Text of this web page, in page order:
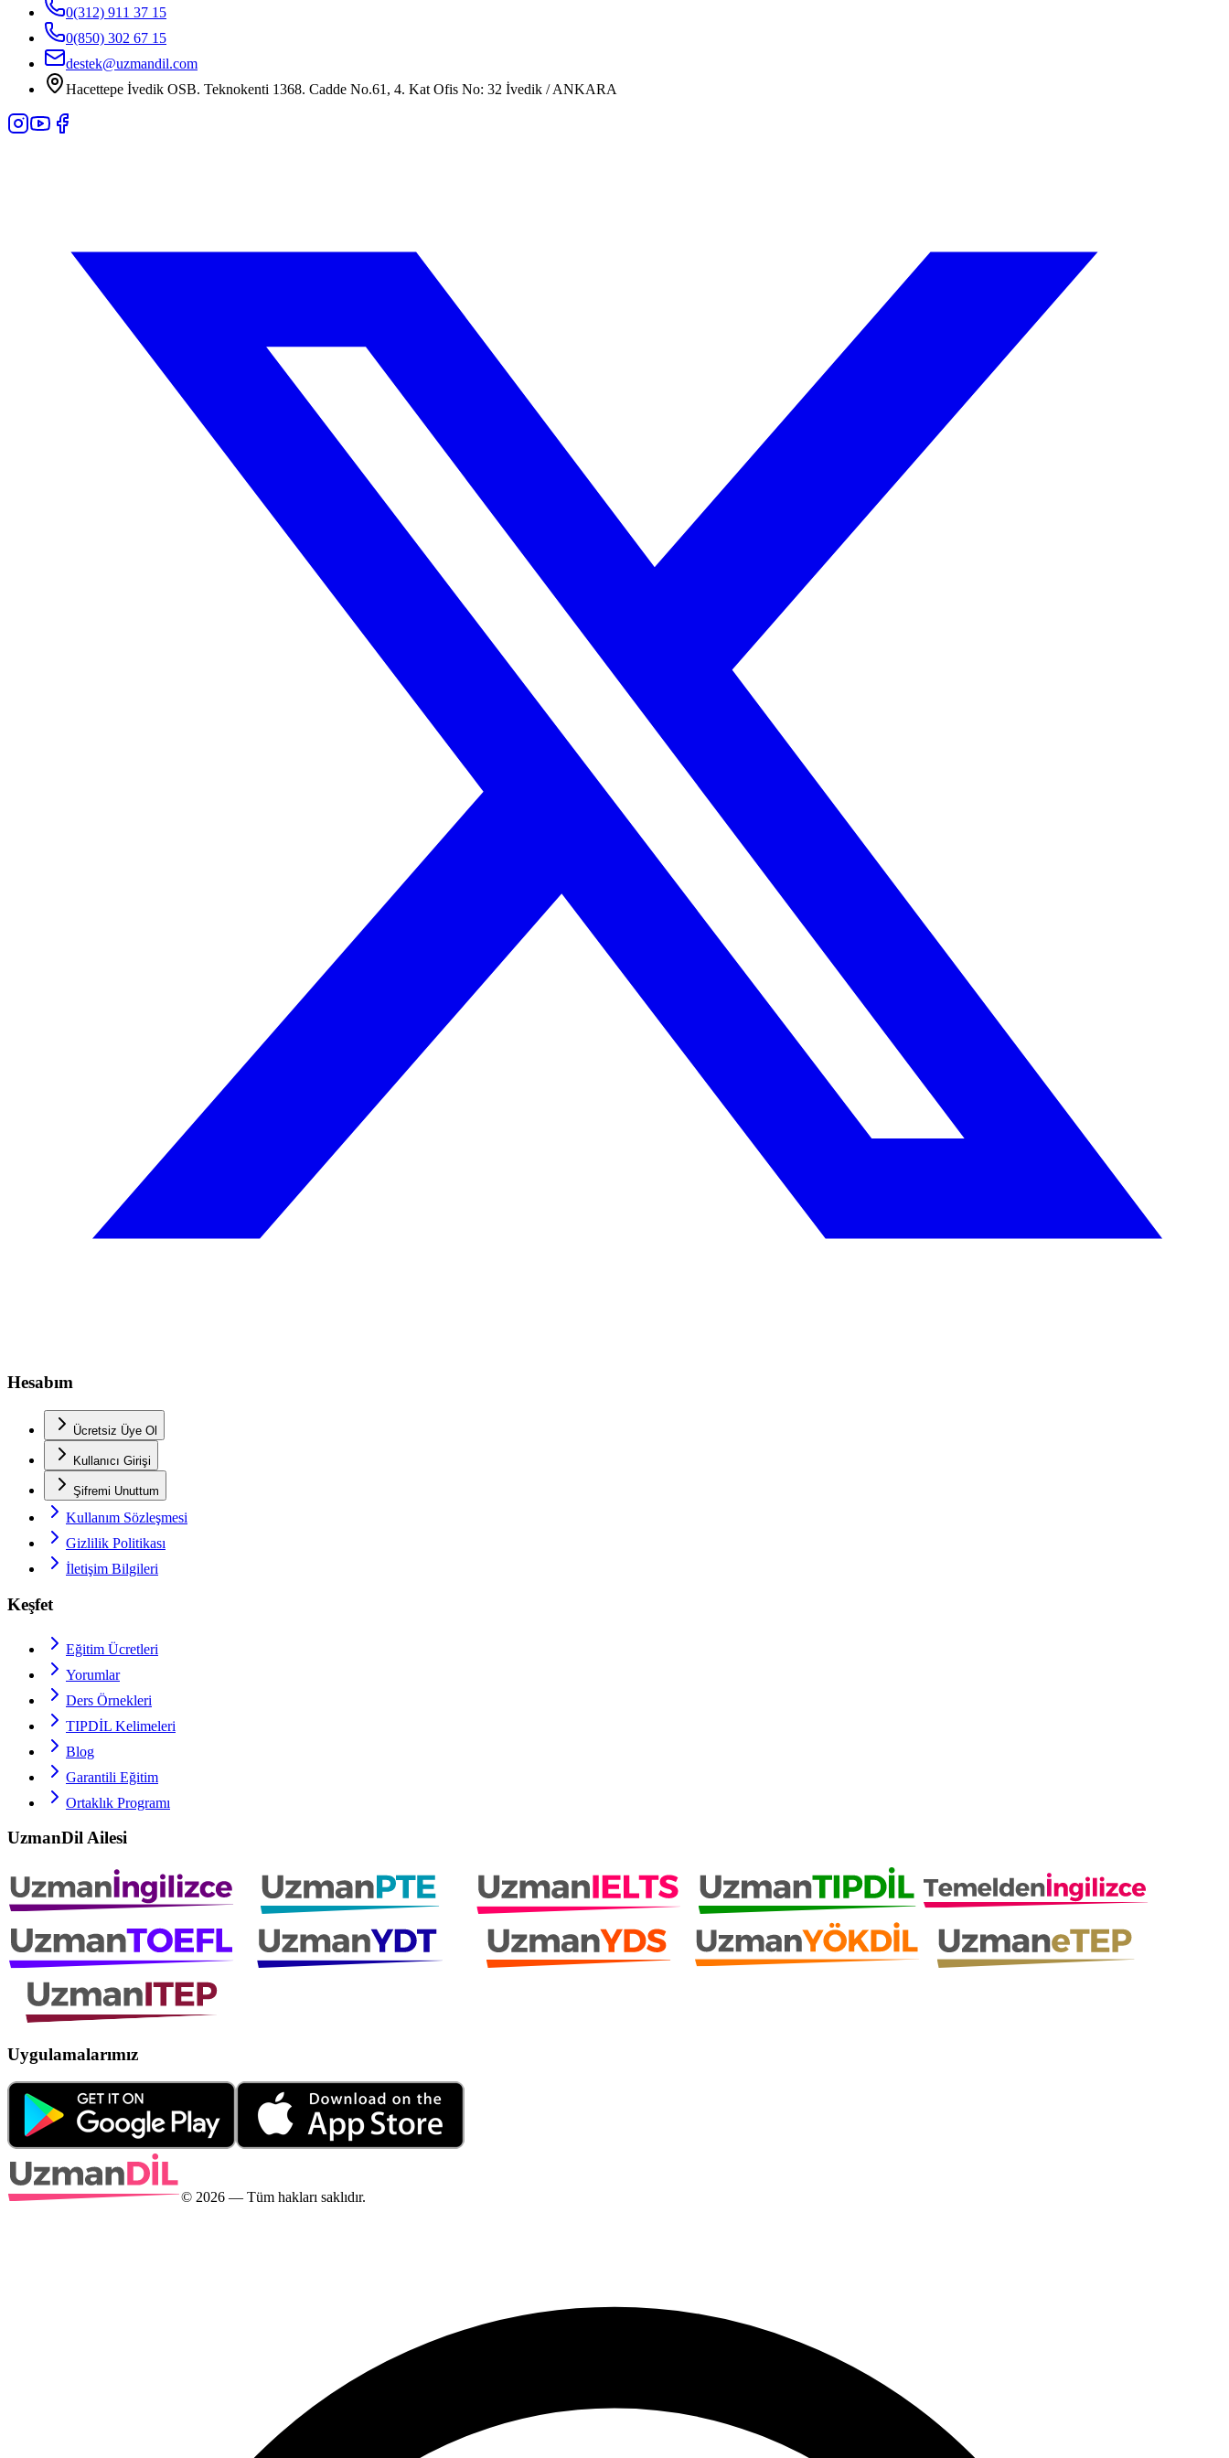
0(312) 911 37 15
0(850) 302 67 15
destek@uzmandil.com
Hacettepe İvedik OSB. Teknokenti 1368. Cadde No.61, 4. Kat Ofis No: 32 İvedik / ANKARA
Hesabım
Ücretsiz Üye Ol
Kullanıcı Girişi
Şifremi Unuttum
Kullanım Sözleşmesi
Gizlilik Politikası
İletişim Bilgileri
Keşfet
Eğitim Ücretleri
Yorumlar
Ders Örnekleri
TIPDİL Kelimeleri
Blog
Garantili Eğitim
Ortaklık Programı
UzmanDil Ailesi
Uygulamalarımız
© 2026 — Tüm hakları saklıdır.